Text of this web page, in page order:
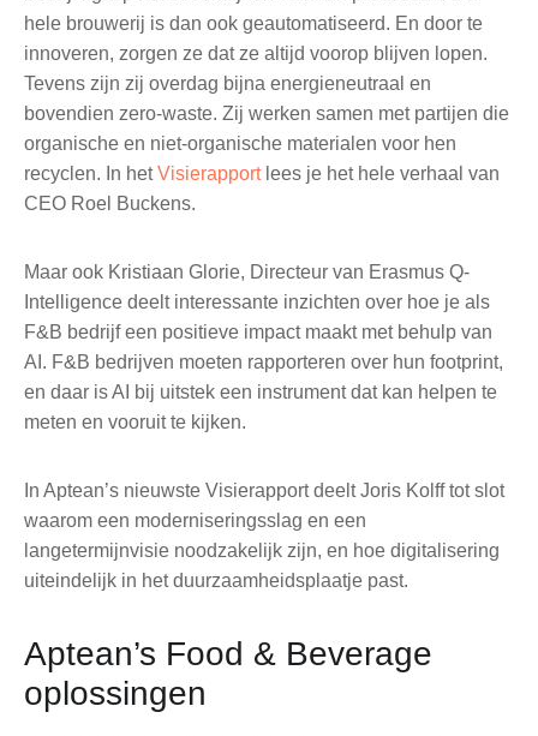
hele brouwerij is dan ook geautomatiseerd. En door te
innoveren, zorgen ze dat ze altijd voorop blijven lopen.
Tevens zijn zij overdag bijna energieneutraal en
bovendien zero-waste. Zij werken samen met partijen die
organische en niet-organische materialen voor hen
recyclen. In hetVisierapport lees je het hele verhaal van
CEO Roel Buckens.
Maar ook Kristiaan Glorie, Directeur van Erasmus Q-
Intelligence deelt interessante inzichten over hoe je als
F&B bedrijf een positieve impact maakt met behulp van
AI. F&B bedrijven moeten rapporteren over hun footprint,
en daar is AI bij uitstek een instrument dat kan helpen te
meten en vooruit te kijken.
In Aptean’s nieuwste Visierapport deelt Joris Kolff tot slot
waarom een moderniseringsslag en een
langetermijnvisie noodzakelijk zijn, en hoe digitalisering
uiteindelijk in het duurzaamheidsplaatje past.
Aptean’s Food & Beverage
oplossingen